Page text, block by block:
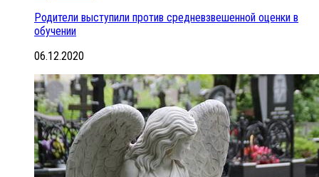
Родители выступили против средневзвешенной оценки в
обучении
06.12.2020